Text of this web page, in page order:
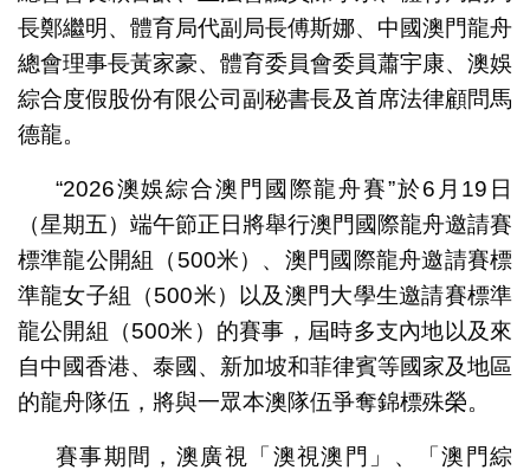
長鄭繼明、體育局代副局長傅斯娜、中國澳門龍舟
總會理事長黃家豪、體育委員會委員蕭宇康、澳娛
綜合度假股份有限公司副秘書長及首席法律顧問馬
德龍。
“2026澳娛綜合澳門國際龍舟賽”於6月19日
（星期五）端午節正日將舉行澳門國際龍舟邀請賽
標準龍公開組（500米）、澳門國際龍舟邀請賽標
準龍女子組（500米）以及澳門大學生邀請賽標準
龍公開組（500米）的賽事，屆時多支內地以及來
自中國香港、泰國、新加坡和菲律賓等國家及地區
的龍舟隊伍，將與一眾本澳隊伍爭奪錦標殊榮。
賽事期間，澳廣視「澳視澳門」、「澳門綜